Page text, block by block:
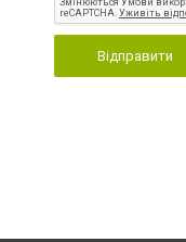
Відправити